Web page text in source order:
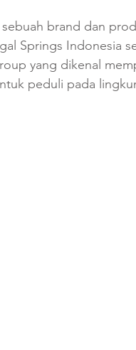
brand dan
Springs Indonesia
yang dikenal
peduli pada